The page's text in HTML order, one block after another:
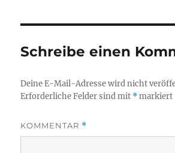
Schreibe einen
Deine E-Mail-Adresse wird nicht
Erforderliche Felder sind mit *markiert
KOMMENTAR *